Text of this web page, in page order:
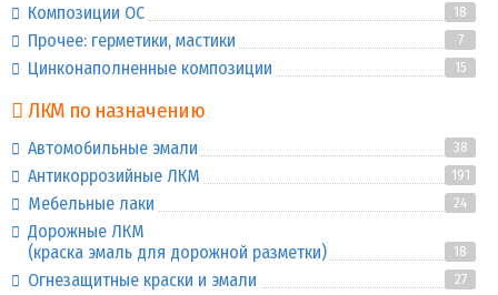
Композиции ОС 18
Прочее: герметики, мастики 7
Цинконаполненные композиции 15
ЛКМ по назначению
Автомобильные эмали 38
Антикоррозийные ЛКМ 191
Мебельные лаки 24
Дорожные ЛКМ
(краска эмаль для дорожной разметки)
18
Огнезащитные краски и эмали 27